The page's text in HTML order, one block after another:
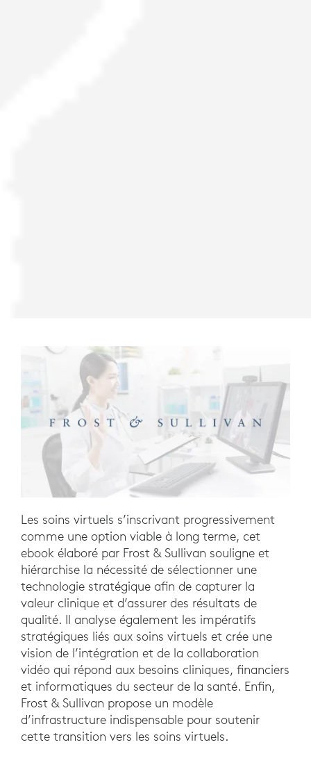
Les soins virtuels s’inscrivant progressivement
comme une option viable à long terme, cet
ebook élaboré par Frost & Sullivan souligne et
hiérarchise la nécessité de sélectionner une
technologie stratégique afin de capturer la
valeur clinique et d’assurer des résultats de
qualité. Il analyse également les impératifs
stratégiques liés aux soins virtuels et crée une
vision de l’intégration et de la collaboration
vidéo qui répond aux besoins cliniques, financiers
et informatiques du secteur de la santé. Enfin,
Frost & Sullivan propose un modèle
d’infrastructure indispensable pour soutenir
cette transition vers les soins virtuels.